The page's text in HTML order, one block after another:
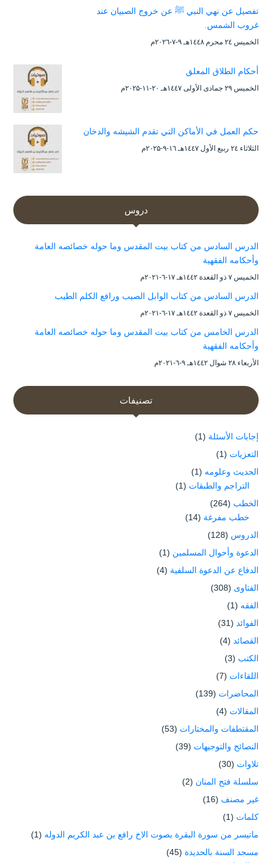
تفصيل عن نهي النبي ﷺ عن خروج الصبيان عند
غروب الشمس.
الخميس ۲٤ محرم ۱٤٤۸هـ ۹-۷-۲۰۲٦م
أحكام الطلاق المعلق
الخميس ۲۹ جمادى الأولى ۱٤٤۷هـ ۲۰-۱۱-۲۰۲۵م
حكم العمل في الأماكن التي تقدم الشيشه والدخان
الثلاثاء ۲٤ ربيع الأول ۱٤٤۷هـ ۱٦-۹-۲۰۲۵م
دروس
الدرس السادس من كتاب بيت المقدس وما حوله خصائصه العامة
وأحكامه الفقهية
الخميس ۷ ذو القعدة ۱٤٤۲هـ ۱۷-٦-۲۰۲۱م
الدرس السادس من كتاب الوابل الصيب ورافع الكلم الطيب
الخميس ۷ ذو القعدة ۱٤٤۲هـ ۱۷-٦-۲۰۲۱م
الدرس الخامس من كتاب بيت المقدس وما حوله خصائصه العامة
وأحكامه الفقهية
الأربعاء ۲۸ شوال ۱٤٤۲هـ ۹-٦-۲۰۲۱م
تصنيفات
إجابات الأسئلة (1)
التعزيات (1)
الحديث وعلومه (1)
التراجم والطبقات (1)
الخطب (264)
خطب مفرغة (14)
الدروس (128)
الدعوة وأحوال المسلمين (1)
الدفاع عن الدعوة السلفية (4)
الفتاوى (308)
الفقه (1)
الفوائد (31)
القصائد (4)
الكتب (3)
اللقاءات (7)
المحاضرات (139)
المقالات (4)
المقتطفات والمختارات (53)
النصائح والتوجيهات (39)
تلاوات (30)
سلسلة فتح المنان (2)
غير مصنف (16)
كلمات (1)
ماتيسر من سورة البقرة بصوت الاخ رافع بن عبد الكريم الدوله (1)
مسجد السنة بالحديدة (45)